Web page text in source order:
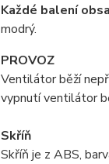
Každé balení
modrý.
PROVOZ
Ventilátor běží
vypnutí ventilátor
Skříň
Skříň je z ABS,